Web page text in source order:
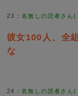
23 ：名無しの読者さん(
彼女100人、全
な
24 ：名無しの読者さん(